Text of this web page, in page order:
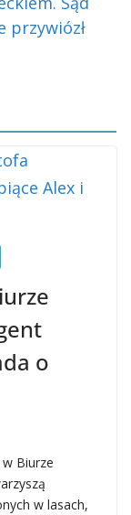
przywiózł
o
Biurze
w lasach,